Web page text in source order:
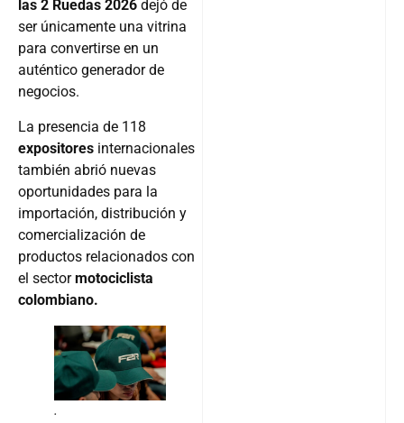
las 2 Ruedas 2026 dejó de
ser únicamente una vitrina
para convertirse en un
auténtico generador de
negocios.
La presencia de 118
expositores internacionales
también abrió nuevas
oportunidades para la
importación, distribución y
comercialización de
productos relacionados con
el sectormotociclista
colombiano.
.